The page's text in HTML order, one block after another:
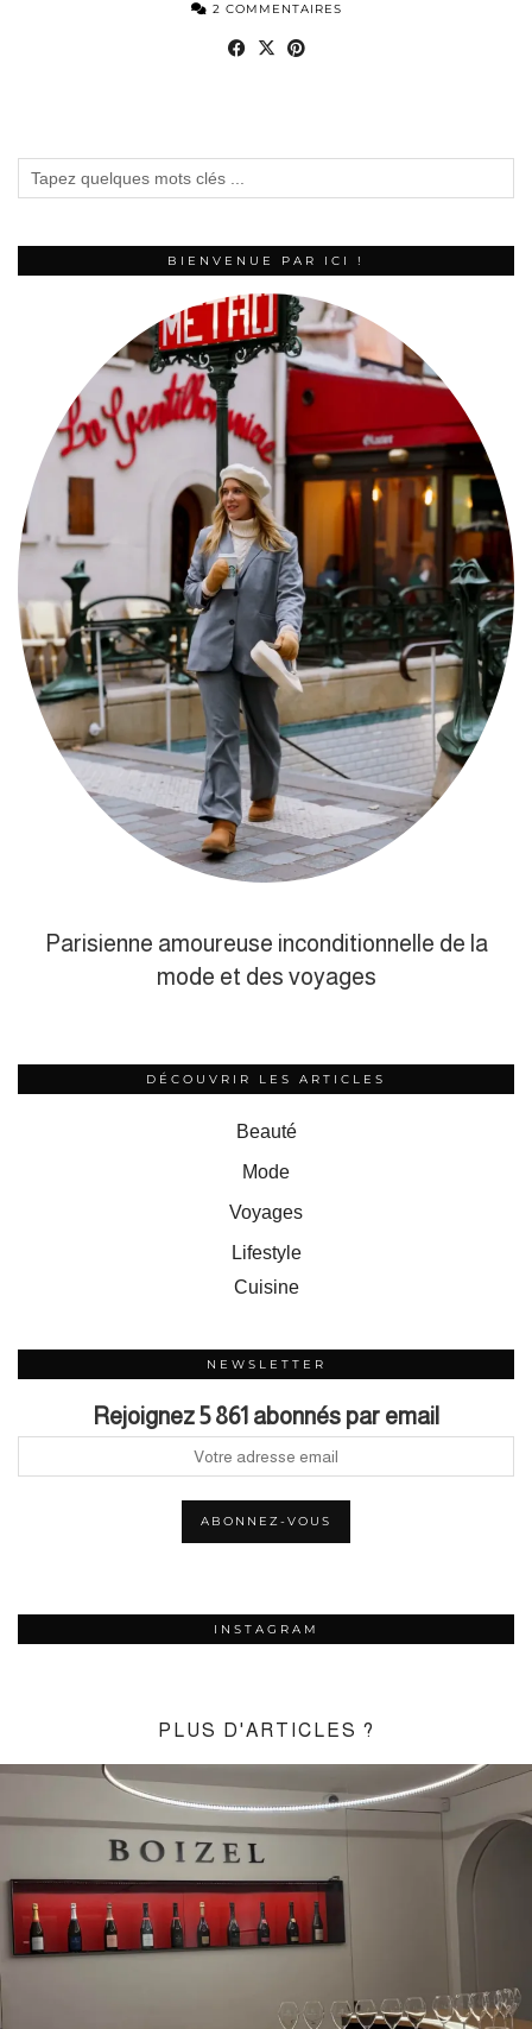
2 COMMENTAIRES
BIENVENUE PAR ICI !
Parisienne amoureuse inconditionnelle de la
mode et des voyages
DÉCOUVRIR LES ARTICLES
Beauté
Mode
Voyages
Lifestyle
Cuisine
NEWSLETTER
Rejoignez 5 861 abonnés par email
INSTAGRAM
PLUS D'ARTICLES ?